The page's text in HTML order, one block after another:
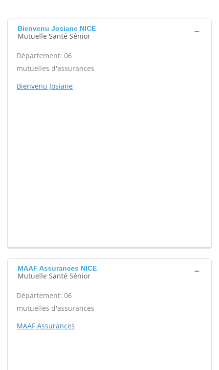
Bienvenu Josiane NICE
Mutuelle Santé Sénior
Département: 06
mutuelles d'assurances
Bienvenu Josiane
MAAF Assurances NICE
Mutuelle Santé Sénior
Département: 06
mutuelles d'assurances
MAAF Assurances